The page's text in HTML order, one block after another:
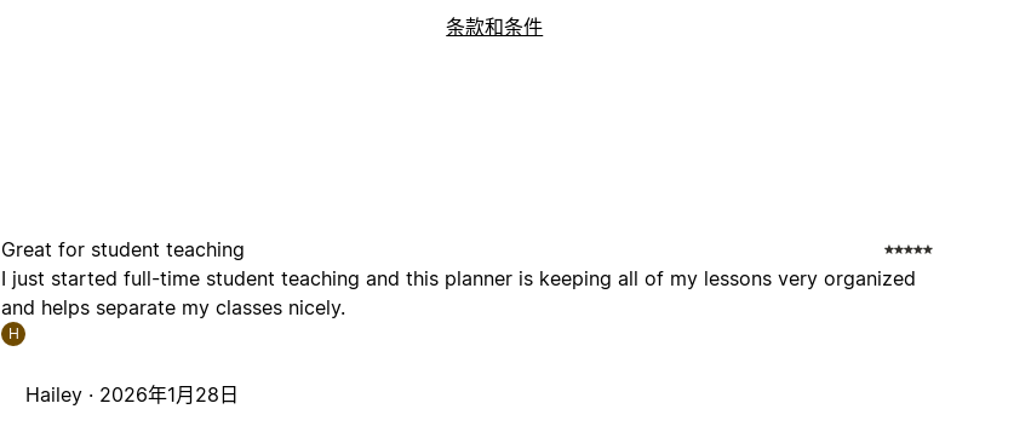
条款和条件
Great for student teaching
I just started full-time student teaching and this planner is keeping all of my lessons very organized
and helps separate my classes nicely.
H
Hailey · 2026年1月28日